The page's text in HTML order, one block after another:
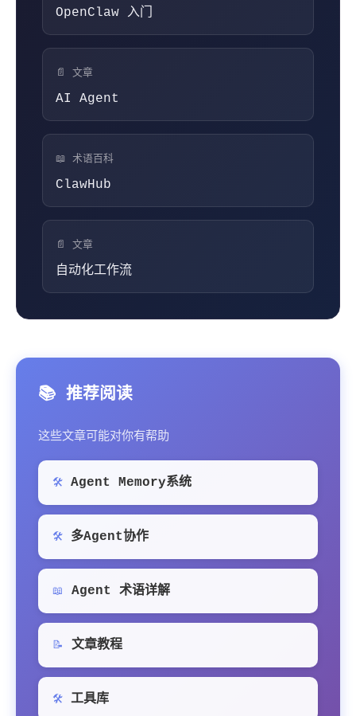
OpenClaw 入门
📄 文章
AI Agent
📖 术语百科
ClawHub
📄 文章
自动化工作流
📚 推荐阅读
这些文章可能对你有帮助
🛠️ Agent Memory系统
🛠️ 多Agent协作
📖 Agent 术语详解
📝 文章教程
🛠️ 工具库